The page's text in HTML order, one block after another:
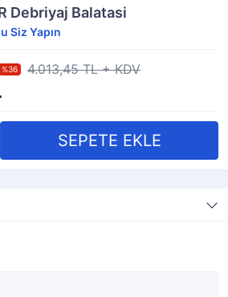
Debriyaj Balatasi
Siz Yapın
%36 4.013,45 TL + KDV